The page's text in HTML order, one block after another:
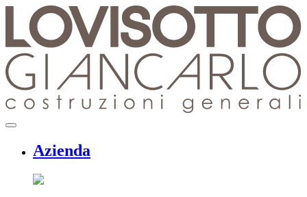
content
menu
Azienda